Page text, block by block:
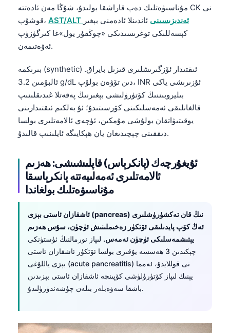
مۇناسىۋەتلىك دەپ قاراشقا بولىدۇ، شۇڭا مەن ئادەتتە CK نى
قوشۇپ،
AST/ALT ئەندىزىسىنى ئاندىنلا ئادەمنى بېغىر
كېسەللىكى توغرىسىدىكى «چوڭقۇر يول»غا كىرگۈزۈپ
ئەۋەتىمەن.
بىرىكمە (synthetic) ئىقتىدار ئۆزگىرىشلىرى قىزىل بايراق.
ئالبۇمىن 3.2 g/dL دىن تۆۋەن بولۇپ، INR ئۇزىرىشى ياكى
بىليروبىننىڭ كۆتۈرۈلىشى بېغىرنىڭ پەقەتلا غىدىقلىنىپ
قالغانلىقى ئەمەسلىكىنى كۆرسىتىدۇ؛ ئۇ بەلكىم ئىقتىدارىنى
يوقىتىۋاتقان بولۇشى مۇمكىن، ئۈچەي ئالامەتلىرى بولسا
دىققىنى چېچىدىغان يان ھېكايىگە ئايلىنىپ قالىدۇ.
ئۇيغۇرچەك (پانكرېاس) قاپلىشىشى: ھەزىم
ئالامەتلىرى ئەمەلىيەتتە پانكرېاسقا
مۇناسىۋەتلىك بولغاندا
ئاشقازان ئاستى بېزى (pancreas) نىڭ قان تەكشۈرۈشلىرى
ئەڭ كۆپ پايدىلىقى ئۆتكۈر زەخىملىنىش ئۈچۈن، سۇس ھەزىم
يېتىشمەسلىكى ئۈچۈن ئەمەس. لىپاز نورمالنىڭ ئۈستۈنكى
چېكىدىن 3 ھەسسە يۇقىرى بولسا ئۆتكۈر ئاشقازان ئاستى
بېزى ياللۇغى (acute pancreatitis) نى قوللايدۇ، ئەمما
يېنىك لىپاز كۆتۈرۈلۈشى كۆپىنچە ئاشقازان ئاستى بېزىدىن
باشقا سەۋەبلەر بىلەن چۈشەندۈرۈلىدۇ.
Nederlands
Bahasa Indonesia
Հայերեն
Íslenska
Српски језик
Svenska
Azərbaycan dili
Eesti
Čeština
ქართული
Русский
Lietuvių kalba
Polski
Slovenščina
Magyar
Shqip